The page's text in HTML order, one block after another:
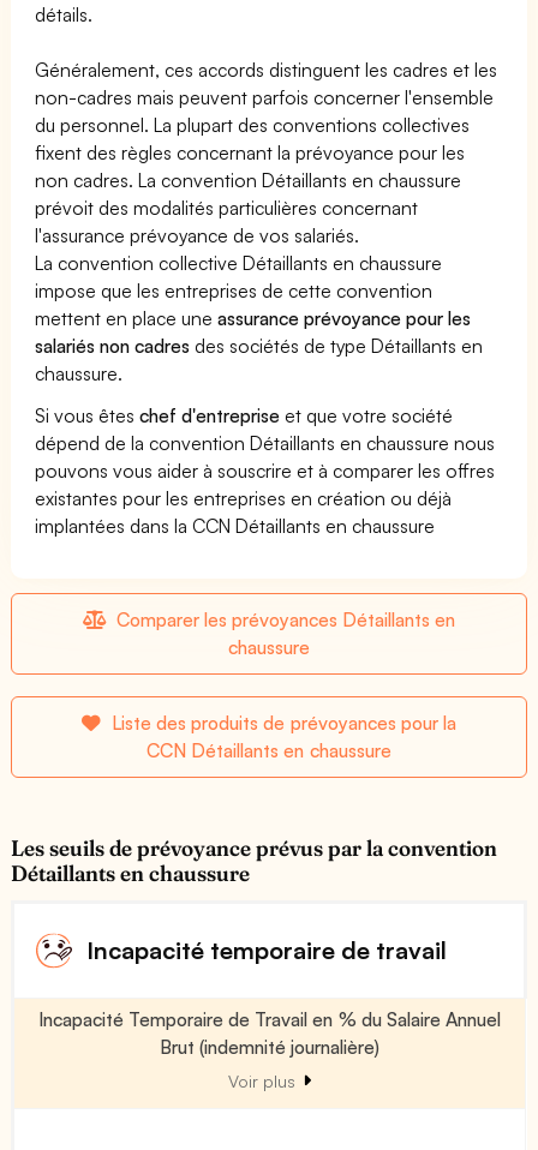
détails.
Généralement, ces accords distinguent les cadres et les
non-cadres mais peuvent parfois concerner l'ensemble
du personnel. La plupart des conventions collectives
fixent des règles concernant la prévoyance pour les
non cadres. La convention Détaillants en chaussure
prévoit des modalités particulières concernant
l'assurance prévoyance de vos salariés.
La convention collective Détaillants en chaussure
impose que les entreprises de cette convention
mettent en place uneassurance prévoyance pour les
salariés non cadres des sociétés de type Détaillants en
chaussure.
Si vous êteschef d'entreprise et que votre société
dépend de la convention Détaillants en chaussure nous
pouvons vous aider à souscrire et à comparer les offres
existantes pour les entreprises en création ou déjà
implantées dans la CCN Détaillants en chaussure
Comparer les prévoyances Détaillants en
chaussure
Liste des produits de prévoyances pour la
CCN Détaillants en chaussure
Les seuils de prévoyance prévus par la convention
Détaillants en chaussure
Incapacité temporaire de travail
Incapacité Temporaire de Travail en % du Salaire Annuel
Brut (indemnité journalière)
Voir plus